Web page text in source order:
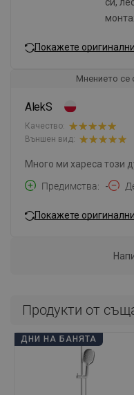
Покажете
Мнението се
AlekS
Качество:
Външен вид:
Много ми хареса този
Предимства
-
Покажете
Продукти от
ДНИ НА БАНЯТА